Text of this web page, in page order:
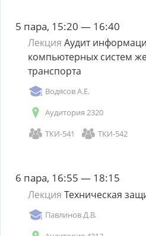
5 пара, 15:20 — 16:40
Лекция Аудит
компьютерных систем
транспорта
Водясов А.Е.
Аудитория 2320
ТКИ-541
ТКИ-542
6 пара, 16:55 — 18:15
Лекция Техническая
Павлинов Д.В.